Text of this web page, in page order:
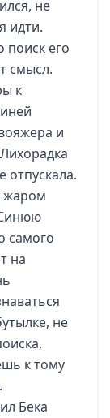
не
идти.
поиск его
смысл.
к
и
отпускала.
жаром
самого
на
не
к тому
Бека